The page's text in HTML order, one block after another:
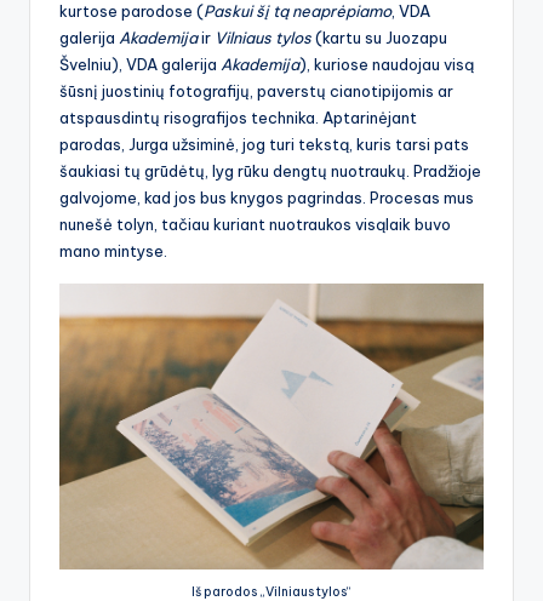
kurtose parodose (Paskui šį tą neaprėpiamo, VDA
galerija Akademijair Vilniaus tylos(kartu su Juozapu
Švelniu), VDA galerija Akademija), kuriose naudojau visą
šūsnį juostinių fotografijų, paverstų cianotipijomis ar
atspausdintų risografijos technika. Aptarinėjant
parodas, Jurga užsiminė, jog turi tekstą, kuris tarsi pats
šaukiasi tų grūdėtų, lyg rūku dengtų nuotraukų. Pradžioje
galvojome, kad jos bus knygos pagrindas. Procesas mus
nunešė tolyn, tačiau kuriant nuotraukos visąlaik buvo
mano mintyse.
Iš parodos „Vilniaus tylos“